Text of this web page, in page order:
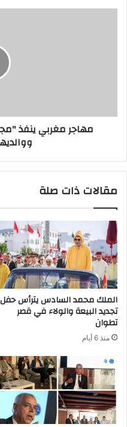
مهاجر مغربي ينفذ
مقالات ذات صلة
الملك محمد السادس يترأس حفل
تجديد البيعة والولاء في قصر
تطوان
منذ 6 أيام